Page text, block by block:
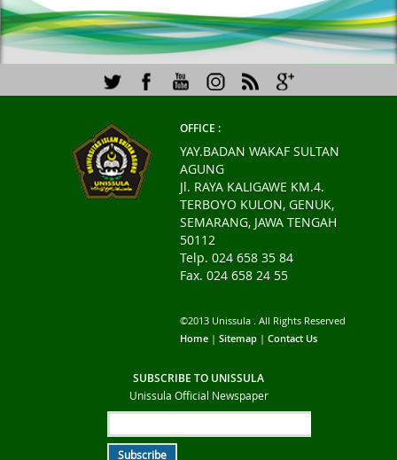
OFFICE :
YAY.BADAN WAKAF SULTAN
AGUNG
Jl. RAYA KALIGAWE KM.4.
TERBOYO KULON, GENUK,
SEMARANG, JAWA TENGAH
50112
Telp. 024 658 35 84
Fax. 024 658 24 55
©2013 Unissula . All Rights Reserved
Home |Sitemap |Contact Us
SUBSCRIBE TO UNISSULA
Unissula Official Newspaper